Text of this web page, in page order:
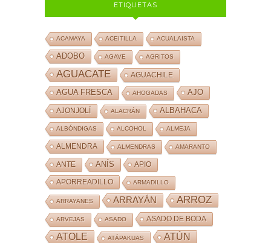
ETIQUETAS
ACAMAYA ACEITILLA ACUALAISTA
ADOBO AGAVE AGRITOS
AGUACATE AGUACHILE
AGUA FRESCA AHOGADAS AJO
AJONJOLÍ ALACRÁN ALBAHACA
ALBÓNDIGAS ALCOHOL ALMEJA
ALMENDRA ALMENDRAS AMARANTO
ANTE ANÍS APIO
APORREADILLO ARMADILLO
ARRAYANES ARRAYÁN ARROZ
ARVEJAS ASADO ASADO DE BODA
ATOLE ATÁPAKUAS ATÚN